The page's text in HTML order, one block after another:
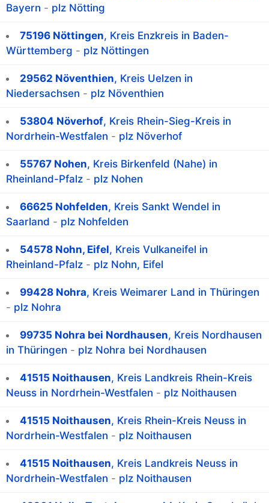
Bayern - plz Nötting
75196 Nöttingen, Kreis Enzkreis in Baden-
Württemberg - plz Nöttingen
29562 Növenthien, Kreis Uelzen in
Niedersachsen - plz Növenthien
53804 Növerhof, Kreis Rhein-Sieg-Kreis in
Nordrhein-Westfalen - plz Növerhof
55767 Nohen, Kreis Birkenfeld (Nahe) in
Rheinland-Pfalz - plz Nohen
66625 Nohfelden, Kreis Sankt Wendel in
Saarland - plz Nohfelden
54578 Nohn, Eifel, Kreis Vulkaneifel in
Rheinland-Pfalz - plz Nohn, Eifel
99428 Nohra, Kreis Weimarer Land in Thüringen
- plz Nohra
99735 Nohra bei Nordhausen, Kreis Nordhausen
in Thüringen - plz Nohra bei Nordhausen
41515 Noithausen, Kreis Landkreis Rhein-Kreis
Neuss in Nordrhein-Westfalen - plz Noithausen
41515 Noithausen, Kreis Rhein-Kreis Neuss in
Nordrhein-Westfalen - plz Noithausen
41515 Noithausen, Kreis Landkreis Neuss in
Nordrhein-Westfalen - plz Noithausen